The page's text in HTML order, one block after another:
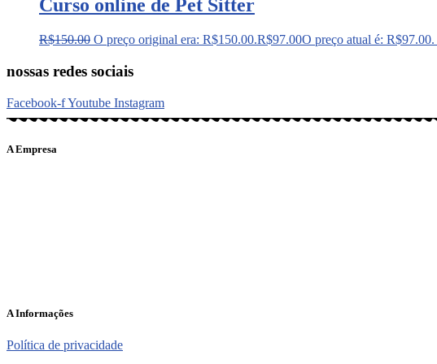
Curso online de Pet Sitter
R$150.00 O preço original era: R$150.00.R$97.00O preço atual é: R$97.00.
nossas redes sociais
Facebook-fYoutube Instagram
A Empresa
A Informações
Política de privacidade